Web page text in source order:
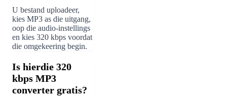
U bestand uploadeer,
kies MP3 as die uitgang,
oop die audio-instellings
en kies 320 kbps voordat
die omgekeering begin.
Is hierdie 320
kbps MP3
converter gratis?